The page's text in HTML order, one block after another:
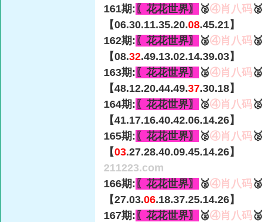
161期: 〖花花世界〗 🥈④肖八码
【06.30.11.35.20.08.45.21】
162期: 〖花花世界〗 🥈④肖八码
【08.32.49.13.02.14.39.03】
163期: 〖花花世界〗 🥈④肖八码
【48.12.20.44.49.37.30.18】
164期: 〖花花世界〗 🥈④肖八码
【41.17.16.40.42.06.14.26】
165期: 〖花花世界〗 🥈④肖八码
【03.27.28.40.09.45.14.26】
211223.com
166期: 〖花花世界〗 🥈④肖八码
【27.03.06.18.37.25.14.26】
167期: 〖花花世界〗 🥈④肖八码